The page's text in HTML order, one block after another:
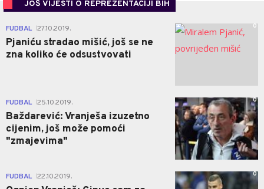
JOŠ VIJESTI O REPREZENTACIJI BIH
FUDBAL 27.10.2019.
Pjaniću stradao mišić, još se ne
zna koliko će odsustvovati
0
FUDBAL 25.10.2019.
Baždarević: Vranješa izuzetno
cijenim, još može pomoći
"zmajevima"
0
FUDBAL 22.10.2019. 0